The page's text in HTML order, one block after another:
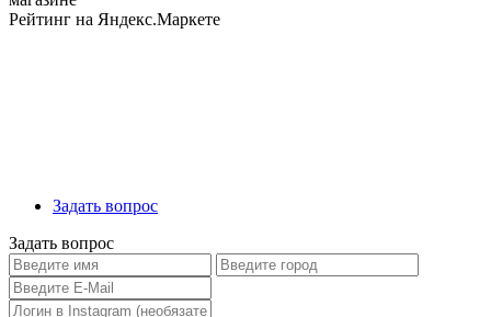
Рейтинг на Яндекс.Маркете
Задать вопрос
Задать вопрос